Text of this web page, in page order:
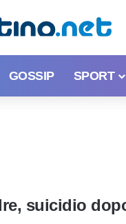
GOSSIP SPORT
suicidio